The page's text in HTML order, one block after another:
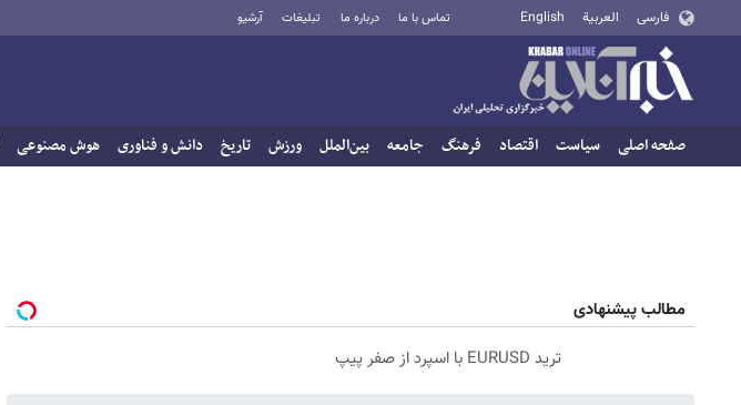
فارسی العربية English تماس با ما درباره ما تبلیغات آرشیو
صفحه اصلی سیاست اقتصاد فرهنگ جامعه بین‌الملل ورزش تاریخ دانش و فناوری هوش مصنوعی
مطالب پیشنهادی
ترید EURUSD با اسپرد از صفر پیپ